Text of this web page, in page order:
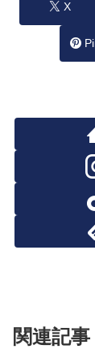
X
関連記事